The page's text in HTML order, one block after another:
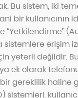
Bu sistem, iki
bir kullanıcının
“Yetkilendirme”
erişim
yeterli değildir.
ek olarak
gereklilik haline
sistemleri,